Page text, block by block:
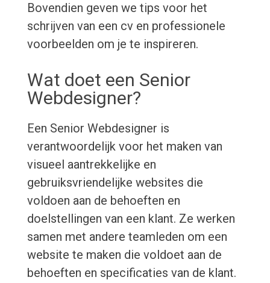
Bovendien geven we tips voor het
schrijven van een cv en professionele
voorbeelden om je te inspireren.
Wat doet een Senior
Webdesigner?
Een Senior Webdesigner is
verantwoordelijk voor het maken van
visueel aantrekkelijke en
gebruiksvriendelijke websites die
voldoen aan de behoeften en
doelstellingen van een klant. Ze werken
samen met andere teamleden om een
website te maken die voldoet aan de
behoeften en specificaties van de klant.